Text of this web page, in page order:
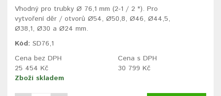
Vhodný pro trubky Ø 76,1 mm (2-1 / 2 "). Pro
vytvoření děr / otvorů Ø54, Ø50,8, Ø46, Ø44,5,
Ø38,1, Ø30 a Ø24 mm.
Kód: SD76,1
Cena bez DPH
25 454 Kč
Cena s DPH
30 799 Kč
Zboží skladem